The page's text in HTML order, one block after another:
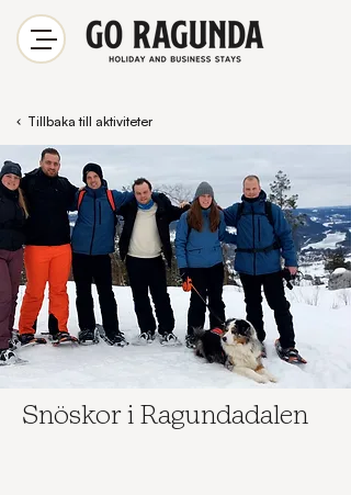
Tillbaka till aktiviteter
Snöskor i Ragundadalen